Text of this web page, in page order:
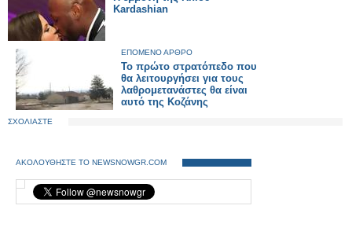
Kardashian
ΕΠΟΜΕΝΟ ΑΡΘΡΟ
Το πρώτο στρατόπεδο που
θα λειτουργήσει για τους
λαθρομετανάστες θα είναι
αυτό της Κοζάνης
ΣΧΟΛΙΑΣΤΕ
ΑΚΟΛΟΥΘΗΣΤΕ ΤΟ NEWSNOWGR.COM